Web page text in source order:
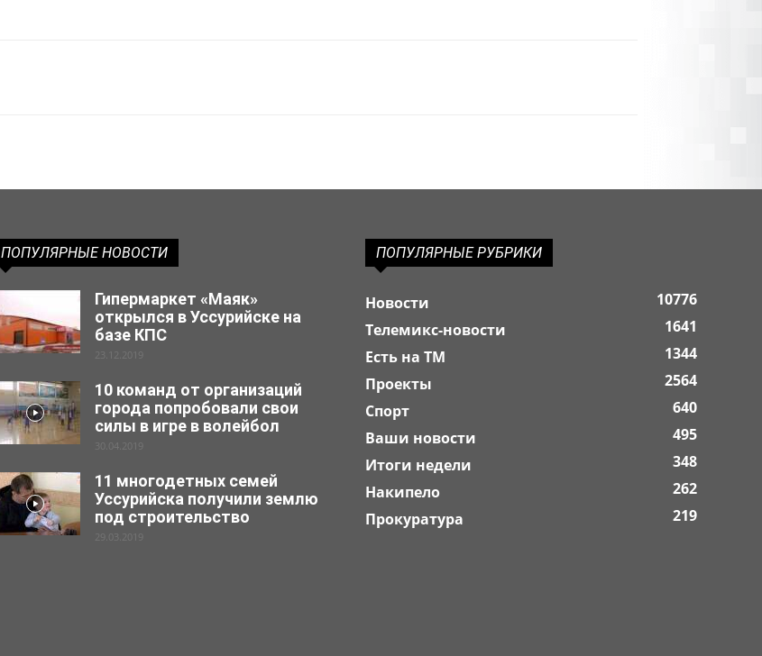
ПОПУЛЯРНЫЕ НОВОСТИ
Гипермаркет «Маяк»
открылся в Уссурийске на
базе КПС
23.12.2019
10 команд от организаций
города попробовали свои
силы в игре в волейбол
30.04.2019
11 многодетных семей
Уссурийска получили землю
под строительство
29.03.2019
ПОПУЛЯРНЫЕ РУБРИКИ
Новости
10776
Телемикс-новости
1641
Есть на ТМ
1344
Проекты
2564
Спорт
640
Ваши новости
495
Итоги недели
348
Накипело
262
Прокуратура
219